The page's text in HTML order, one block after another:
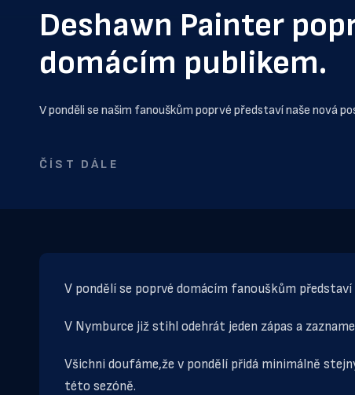
Deshawn Painter
domácím publikem.
V ponděli se našim fanouškům poprvé představí naše nová
ČÍST DÁLE
V pondělí se poprvé domácím fanouškům
V Nymburce již stihl odehrát jeden zápas a
Všichni doufáme,že v pondělí přidá minimálně
této sezóně.